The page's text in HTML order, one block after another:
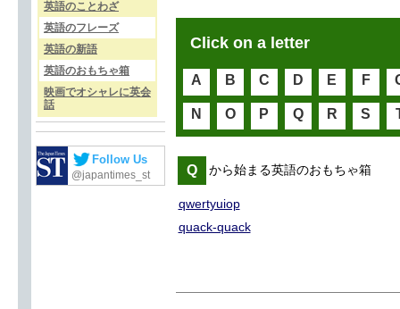
英語のことわざ
英語のフレーズ
英語の新語
英語のおもちゃ箱
映画でオシャレに英会
話
Follow Us
@japantimes_st
Click on a letter
A B C D E F
N O P Q R S
Q から始まる英語のおもちゃ箱
qwertyuiop
quack-quack